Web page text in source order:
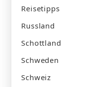
Reisetipps
Russland
Schottland
Schweden
Schweiz